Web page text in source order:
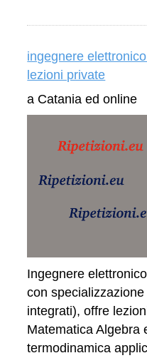
ingegnere
lezioni private
a Catania ed online
Ingegnere
con
integrati), offre
Matematica Algebra
termodinamica